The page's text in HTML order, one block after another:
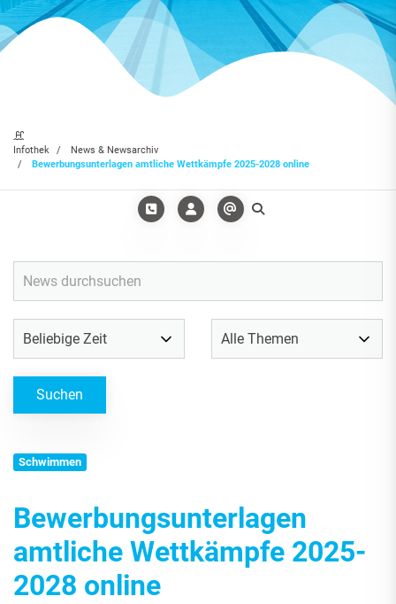
Infothek
News & Newsarchiv
Bewerbungsunterlagen amtliche Wettkämpfe 2025-2028 online
Schwimmen
Bewerbungsunterlagen
amtliche Wettkämpfe 2025-
2028 online